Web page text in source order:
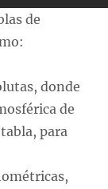
de
donde
de
para